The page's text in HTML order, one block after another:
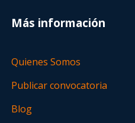
Más información
Quienes Somos
Publicar convocatoria
Blog